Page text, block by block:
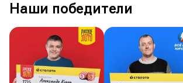
Наши победители